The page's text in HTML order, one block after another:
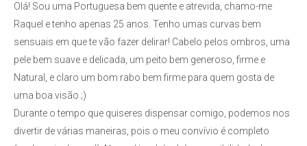
Olá! Sou uma Portuguesa bem quente e atrevida, chamo-me
Raquel e tenho apenas 25 anos. Tenho umas curvas bem
sensuais em que te vão fazer delirar! Cabelo pelos ombros, uma
pele bem suave e delicada, um peito bem generoso, firme e
Natural, e claro um bom rabo bem firme para quem gosta de
uma boa visão ;)
Durante o tempo que quiseres dispensar comigo, podemos nos
divertir de várias maneiras, pois o meu convívio é completo